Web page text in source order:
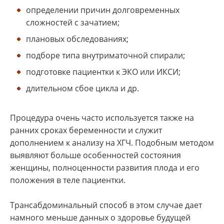
определении причин долговременных
сложностей с зачатием;
плановых обследованиях;
подборе типа внутриматочной спирали;
подготовке пациентки к ЭКО или ИКСИ;
длительном сбое цикла и др.
Процедура очень часто используется также на
ранних сроках беременности и служит
дополнением к анализу на ХГЧ. Подобным методом
выявляют больше особенностей состояния
женщины, полноценности развития плода и его
положения в теле пациентки.
Трансабдоминальный способ в этом случае дает
намного меньше данных о здоровье будущей